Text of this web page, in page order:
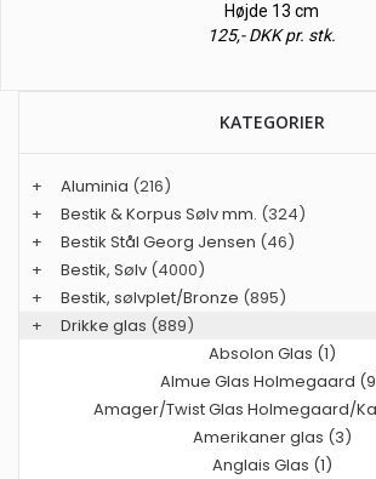
Højde 13 cm
125,- DKK pr. stk.
KATEGORIER
+ Aluminia (216)
+
Bestik & Korpus Sølv mm. (324)
+
Bestik Stål Georg Jensen (46)
+
Bestik, Sølv (4000)
+
Bestik, sølvplet/Bronze (895)
+
Drikke glas (889)
Absolon Glas (1)
Almue Glas Holmegaard
Amager/Twist Glas Holmegaard/
Amerikaner glas (3)
Anglais Glas (1)